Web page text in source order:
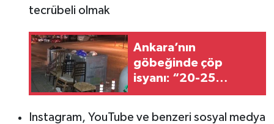
tecrübeli olmak
Ankara’nın
göbeğinde çöp
isyanı: “20-25
gündür gelip
Instagram, YouTube ve benzeri sosyal medya